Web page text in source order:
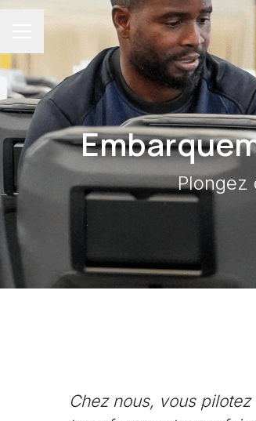
Plongez
Chez nous, vous